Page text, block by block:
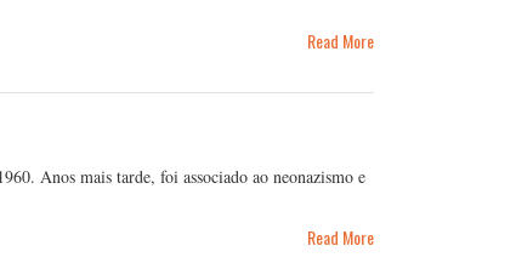
Read More
Anos mais tarde, foi associado ao neonazismo e
Read More